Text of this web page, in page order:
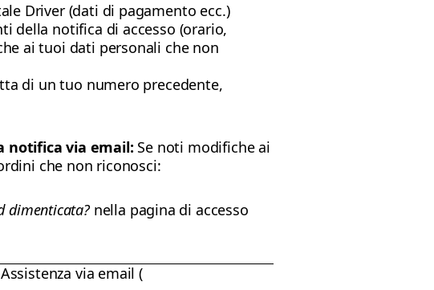
Driver (dati di pagamento ecc.)
della notifica di accesso (orario,
ai tuoi dati personali che non
di un tuo numero precedente,
notifica via email: Se noti modifiche ai
che non riconosci:
dimenticata?nella pagina di accesso
via email (